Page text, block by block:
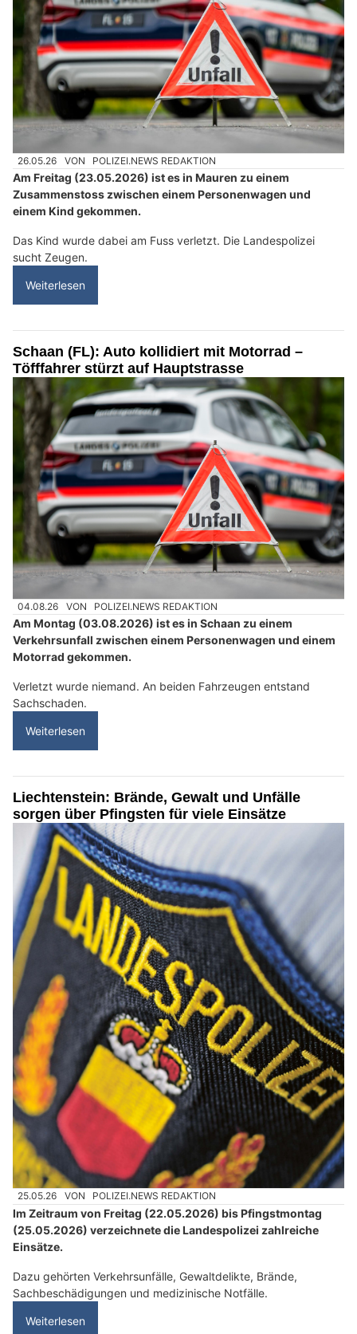
26.05.26 VON POLIZEI.NEWS REDAKTION
Am Freitag (23.05.2026) ist es in Mauren zu einem
Zusammenstoss zwischen einem Personenwagen und
einem Kind gekommen.
Das Kind wurde dabei am Fuss verletzt. Die Landespolizei
sucht Zeugen.
Weiterlesen
Schaan (FL): Auto kollidiert mit Motorrad –
Töfffahrer stürzt auf Hauptstrasse
04.08.26 VON POLIZEI.NEWS REDAKTION
Am Montag (03.08.2026) ist es in Schaan zu einem
Verkehrsunfall zwischen einem Personenwagen und einem
Motorrad gekommen.
Verletzt wurde niemand. An beiden Fahrzeugen entstand
Sachschaden.
Weiterlesen
Liechtenstein: Brände, Gewalt und Unfälle
sorgen über Pfingsten für viele Einsätze
25.05.26 VON POLIZEI.NEWS REDAKTION
Im Zeitraum von Freitag (22.05.2026) bis Pfingstmontag
(25.05.2026) verzeichnete die Landespolizei zahlreiche
Einsätze.
Dazu gehörten Verkehrsunfälle, Gewaltdelikte, Brände,
Sachbeschädigungen und medizinische Notfälle.
Weiterlesen